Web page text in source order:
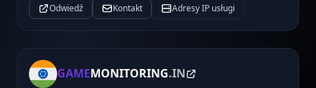
Odwiedź Kontakt Adresy IP usługi
GAMEMONITORING.IN